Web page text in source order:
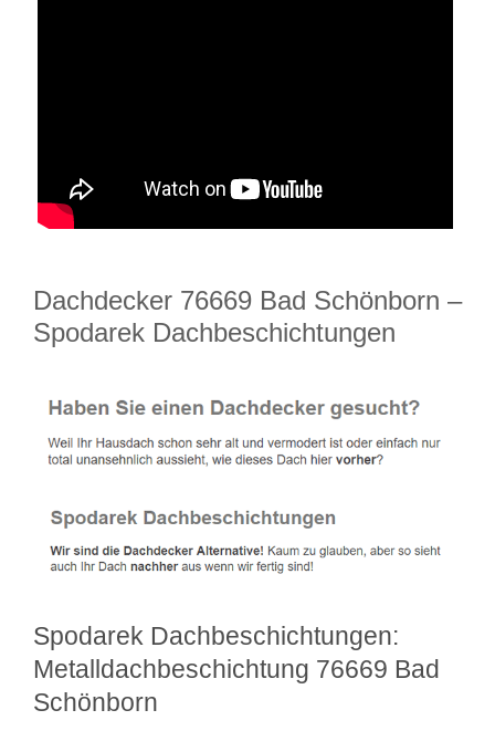
Dachdecker 76669 Bad Schönborn –
Spodarek Dachbeschichtungen
Spodarek Dachbeschichtungen:
Metalldachbeschichtung 76669 Bad
Schönborn